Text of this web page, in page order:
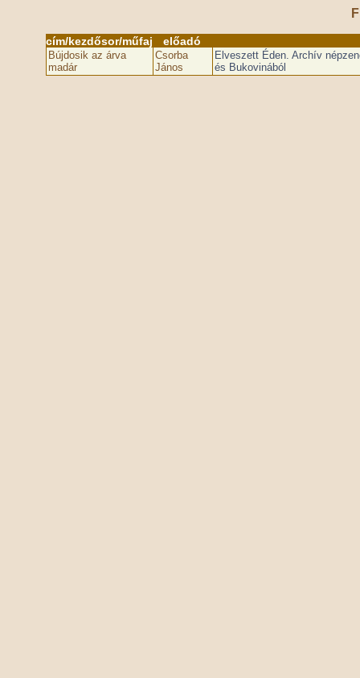
cím/kezdősor/műfaj előadó
Bújdosik az árva
madár
Csorba
János
Elveszett Éden. Archív
és Bukovinából